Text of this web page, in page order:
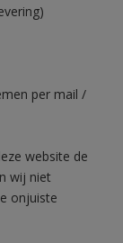
per mail /
website de
wij niet
onjuiste